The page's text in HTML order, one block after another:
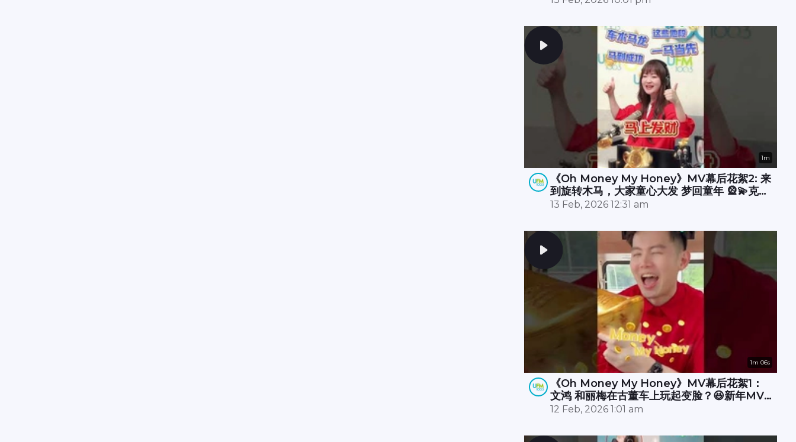
1m
《Oh Money My Honey》MV幕后花絮2: 来
到旋转木马，大家童心大发 梦回童年 🎡💫克敏
在直播室酷炫开唱 RAP 🎤🔥承尧和丽梅则拍摄
13 Feb, 2026 12:31 am
1m 06s
《Oh Money My Honey》MV幕后花絮1：
文鸿 和丽梅在古董车上玩起变脸？😆新年MV
拍摄现场还惊现财神爷？！🧧✨
12 Feb, 2026 1:01 am